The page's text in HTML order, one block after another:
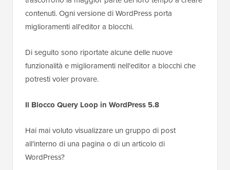
contenuti. Ogni versione di WordPress porta
miglioramenti all'editor a blocchi.
Di seguito sono riportate alcune delle nuove
funzionalità e miglioramenti nell'editor a blocchi che
potresti voler provare.
Il Blocco Query Loop in WordPress 5.8
Hai mai voluto visualizzare un gruppo di post
all'interno di una pagina o di un articolo di
WordPress?